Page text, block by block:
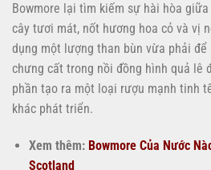
Bowmore lại tìm kiếm sự hài hòa
cây tươi mát, nốt hương hoa cỏ và vị
dụng một lượng than bùn vừa phải để
chưng cất trong nồi đồng hình quả lê
phần tạo ra một loại rượu mạnh tinh
khác phát triển.
Xem thêm: Bowmore Của Nước
Scotland